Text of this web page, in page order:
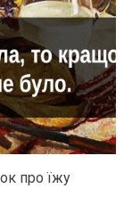
про їжу